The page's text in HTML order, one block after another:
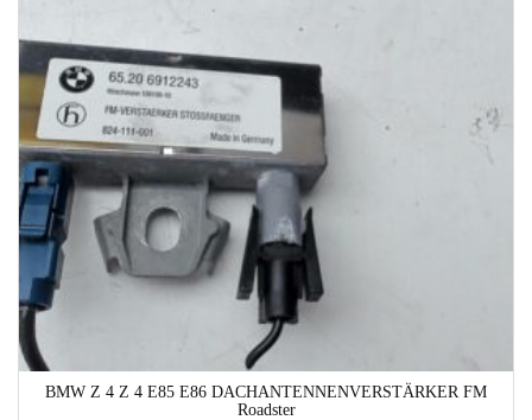
BMW Z 4 Z 4 E85 E86 DACHANTENNENVERSTÄRKER FM
Roadster
1-3 Werktage